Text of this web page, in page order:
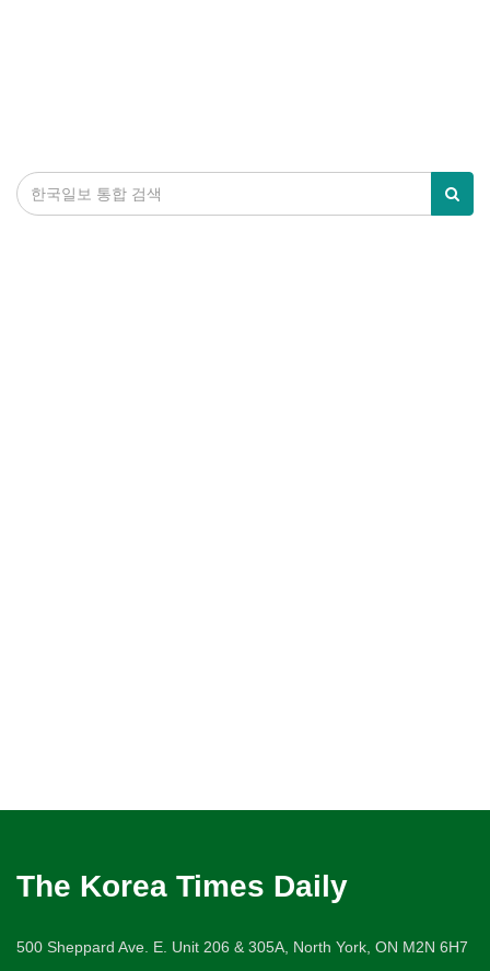
The Korea Times Daily
500 Sheppard Ave. E. Unit 206 & 305A, North York, ON M2N 6H7